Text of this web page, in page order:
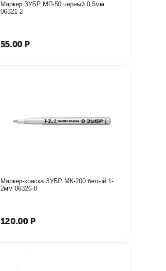
Маркер ЗУБР МП-50 черный 0,5мм
06321-2
55.00 Р
Маркер-краска ЗУБР МК-200 белый 1-
2мм 06326-8
120.00 Р